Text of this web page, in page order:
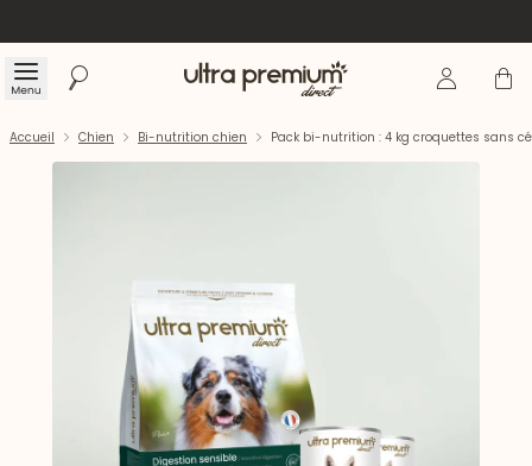
Menu Rechercher Accueil Se Panier
Accueil Chien Bi-nutrition chien Pack bi-nutrition : 4 kg croquettes sans